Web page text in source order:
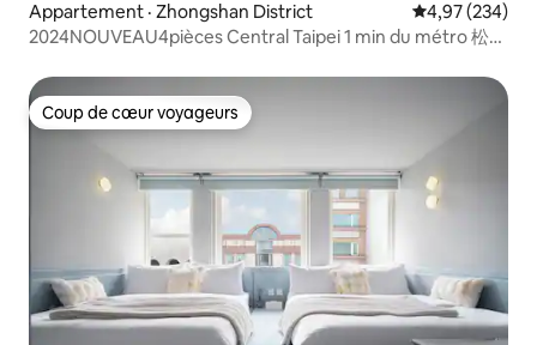
Appartement · Zhongshan District Note
4,97 (234)
2024NOUVEAU4pièces Central Taipei 1 min du métro 松江
Coup de cœur voyageurs
Coup de cœur voyageurs